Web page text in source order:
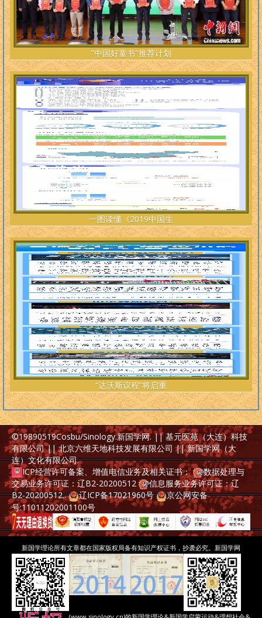
"中国好童书"推荐计划
一图读懂《2019中国生
“达沃斯议程”将启重
©19890519Cosbu/Sinology.新国学网. || 基元医苑（大连）科技
有限公司 || 北京六维天地科技发展有限公司 || 新国学网（大
连）文化有限公司.
ICP经营许可备案、增值电信业务及相关证书：
数据处理与
交易业务许可证：辽B2-20200512
信息服务业务许可证：辽
B2-20200512.. 辽ICP备17021960号
京公网安备
号:11011202001100号
新国学理论所有文章都在国家版权局备有知识产权证书，抄袭必究。 新国学网